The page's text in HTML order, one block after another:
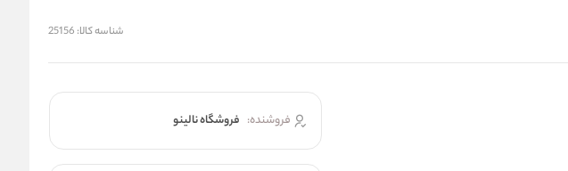
شناسه کالا: 25156
فروشنده: فروشگاه نالینو